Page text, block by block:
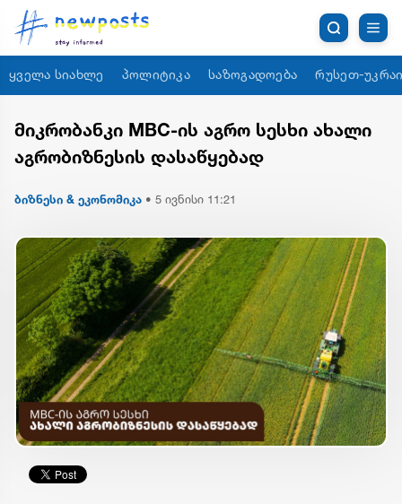
ყველა სიახლე პოლიტიკა საზოგადოება რუსეთ-
მიკრობანკი MBC-ის აგრო სესხი ახალი
აგრობიზნესის დასაწყებად
ბიზნესი & ეკონომიკა • 5 ივნისი 11:21